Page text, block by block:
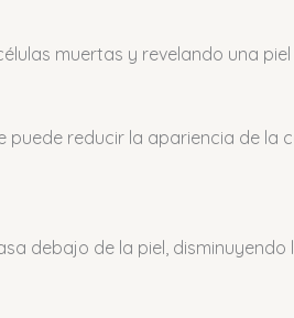
muertas y revelando una
reducir la apariencia de la
debajo de la piel, disminuyendo